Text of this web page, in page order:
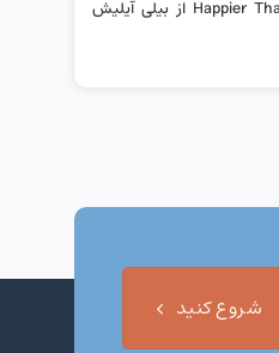
نت ویولن Happier Than Ever از بیلی آیلیش
شروع کنید